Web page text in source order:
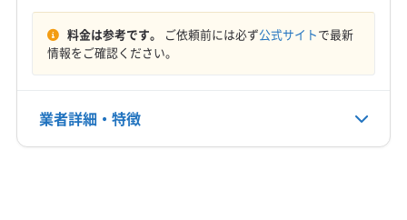
料金は参考です。 ご依頼前には必ず公式サイトで最新
情報をご確認ください。
業者詳細・特徴